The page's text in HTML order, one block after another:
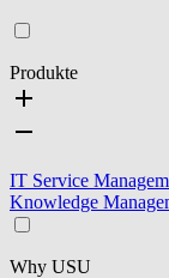
Produkte
IT Service
Knowledge
Why USU